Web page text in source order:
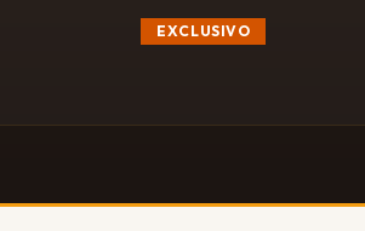
EXCLUSIVO